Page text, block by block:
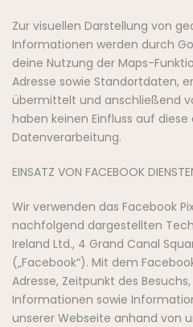
Zur visuellen Darstellung von
Informationen werden durch
deine Nutzung der Maps-
Adresse sowie Standortdaten,
übermittelt und anschließend
haben keinen Einfluss auf
Datenverarbeitung.
EINSATZ VON FACEBOOK
Wir verwenden das Facebook
nachfolgend dargestellten
Ireland Ltd., 4 Grand Canal
(„Facebook“). Mit dem
Adresse, Zeitpunkt des
Informationen sowie
unserer Webseite anhand von